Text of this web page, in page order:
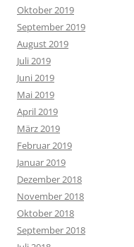
Oktober 2019
September 2019
August 2019
Juli 2019
Juni 2019
Mai 2019
April 2019
März 2019
Februar 2019
Januar 2019
Dezember 2018
November 2018
Oktober 2018
September 2018